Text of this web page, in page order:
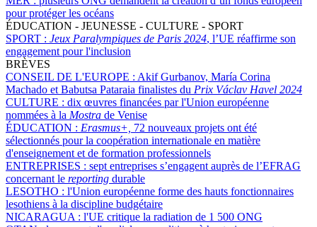
pour protéger les océans
ÉDUCATION - JEUNESSE - CULTURE - SPORT
SPORT : Jeux Paralympiques de Paris 2024, l’UE réaffirme son
engagement pour l'inclusion
BRÈVES
CONSEIL DE L'EUROPE : Akif Gurbanov, María Corina
Machado et Babutsa Pataraia finalistes du Prix Václav Havel 2024
CULTURE : dix œuvres financées par l'Union européenne
nommées à la Mostra de Venise
ÉDUCATION : Erasmus+, 72 nouveaux projets ont été
sélectionnés pour la coopération internationale en matière
d'enseignement et de formation professionnels
ENTREPRISES : sept entreprises s’engagent auprès de l’EFRAG
concernant le reporting durable
LESOTHO : l'Union européenne forme des hauts fonctionnaires
lesothiens à la discipline budgétaire
NICARAGUA : l'UE critique la radiation de 1 500 ONG